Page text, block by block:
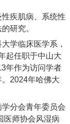
疾肌病、系统性
研究。
学临床医学系，
起任职于中山大
年作为访问学者
2024年哈佛大
分会青年委员会
医师协会风湿病